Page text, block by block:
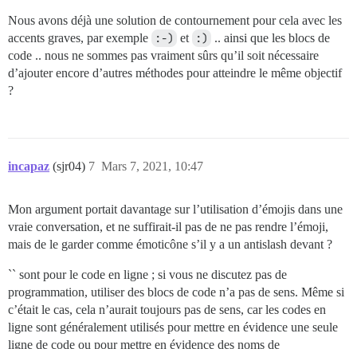
Nous avons déjà une solution de contournement pour cela avec les
accents graves, par exemple
:-) et :)
.. ainsi que les blocs de
code .. nous ne sommes pas vraiment sûrs qu’il soit nécessaire
d’ajouter encore d’autres méthodes pour atteindre le même objectif
?
incapaz (sjr04) Mars 7, 2021, 10:47
7
Mon argument portait davantage sur l’utilisation d’émojis dans une
vraie conversation, et ne suffirait-il pas de ne pas rendre l’émoji,
mais de le garder comme émoticône s’il y a un antislash devant ?
`` sont pour le code en ligne ; si vous ne discutez pas de
programmation, utiliser des blocs de code n’a pas de sens. Même si
c’était le cas, cela n’aurait toujours pas de sens, car les codes en
ligne sont généralement utilisés pour mettre en évidence une seule
ligne de code ou pour mettre en évidence des noms de